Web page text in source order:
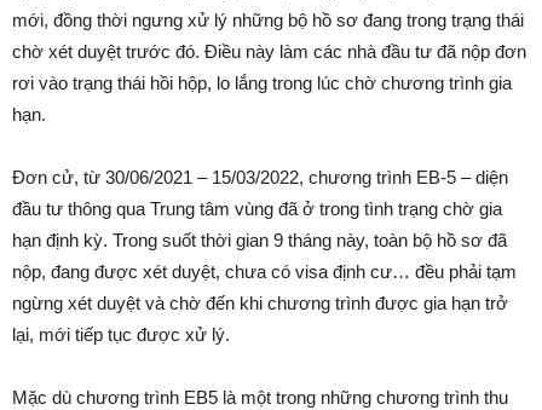
mới, đồng thời ngưng xử lý những bộ hồ sơ đang trong trạng thái
chờ xét duyệt trước đó. Điều này làm các nhà đầu tư đã nộp đơn
rơi vào trạng thái hồi hộp, lo lắng trong lúc chờ chương trình gia
hạn.
Đơn cử, từ 30/06/2021 – 15/03/2022, chương trình EB-5 – diện
đầu tư thông qua Trung tâm vùng đã ở trong tình trạng chờ gia
hạn định kỳ. Trong suốt thời gian 9 tháng này, toàn bộ hồ sơ đã
nộp, đang được xét duyệt, chưa có visa định cư… đều phải tạm
ngừng xét duyệt và chờ đến khi chương trình được gia hạn trở
lại, mới tiếp tục được xử lý.
Mặc dù chương trình EB5 là một trong những chương trình thu